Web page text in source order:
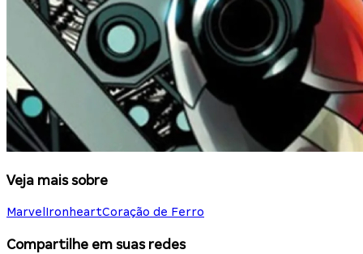
Veja mais sobre
Marvel IronheartCoração de Ferro
Compartilhe em suas redes